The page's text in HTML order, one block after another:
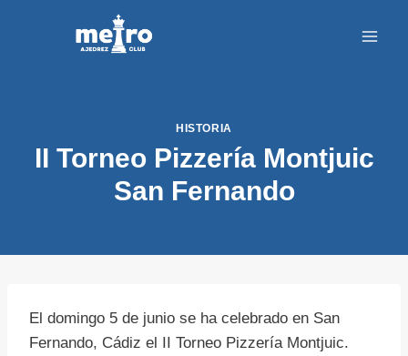
HISTORIA
II Torneo Pizzería Montjuic
San Fernando
El domingo 5 de junio se ha celebrado en San
Fernando, Cádiz el II Torneo Pizzería Montjuic.